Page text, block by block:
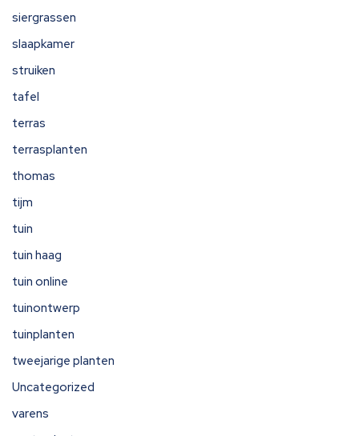
siergrassen
slaapkamer
struiken
tafel
terras
terrasplanten
thomas
tijm
tuin
tuin haag
tuin online
tuinontwerp
tuinplanten
tweejarige planten
Uncategorized
varens